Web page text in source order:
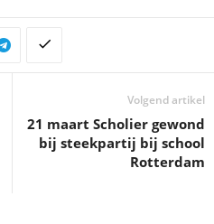
Volgend artikel
21 maart Scholier gewond
bij steekpartij bij school
Rotterdam